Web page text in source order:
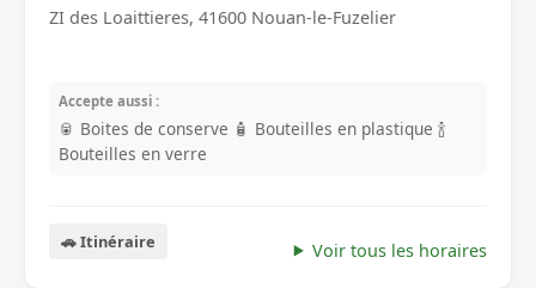
ZI des Loaittieres, 41600 Nouan-le-Fuzelier
Accepte aussi :
🥫 Boites de conserve 🧴 Bouteilles en plastique 🍾
Bouteilles en verre
🚗 Itinéraire Voir tous les horaires